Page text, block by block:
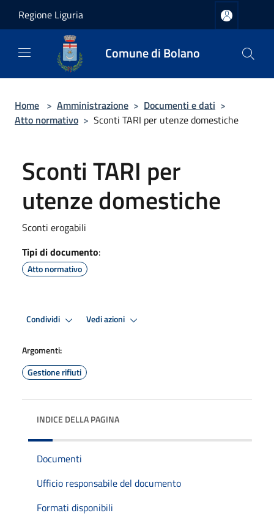
Regione Liguria
Comune di Bolano
Home > Amministrazione > Documenti e dati >
Atto normativo > Sconti TARI per utenze domestiche
Sconti TARI per
utenze domestiche
Sconti erogabili
Tipi di documento:
Atto normativo
Condividi Vedi azioni
Argomenti:
Gestione rifiuti
INDICE DELLA PAGINA
Documenti
Ufficio responsabile del documento
Formati disponibili